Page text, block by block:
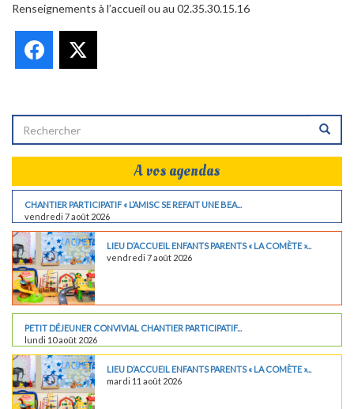
Renseignements à l’accueil ou au 02.35.30.15.16
Facebook
A vos agendas
CHANTIER PARTICIPATIF « L’AMISC SE REFAIT UNE BEA...
vendredi 7 août 2026
LIEU D’ACCUEIL ENFANTS PARENTS « LA COMÈTE »...
vendredi 7 août 2026
PETIT DÉJEUNER CONVIVIAL CHANTIER PARTICIPATIF...
lundi 10 août 2026
LIEU D’ACCUEIL ENFANTS PARENTS « LA COMÈTE »...
mardi 11 août 2026